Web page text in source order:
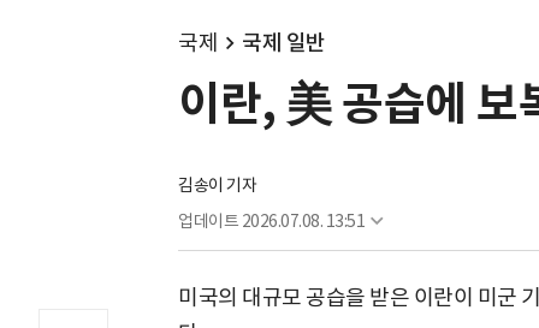
국제 국제 일반
이란, 美 공습에
김송이 기자
업데이트 2026.07.08. 13:51
미국의 대규모 공습을 받은 이란이 미군